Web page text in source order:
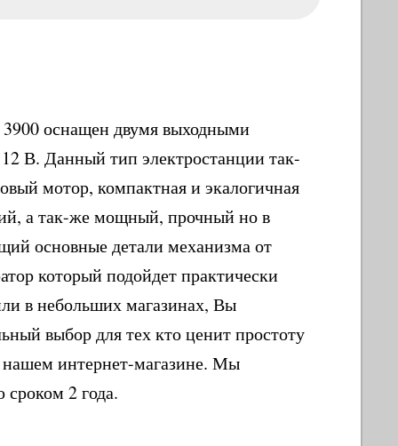
оснащен двумя выходными
В. Данный тип электростанции так-
мотор, компактная и экалогичная
а так-же мощный, прочный но в
основные детали механизма от
который подойдет практически
в небольших магазинах, Вы
выбор для тех кто ценит простоту
нашем интернет-магазине. Мы
2 года.